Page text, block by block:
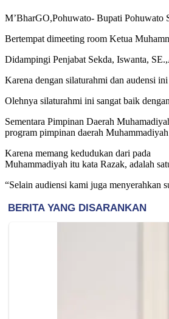
M’BharGO,Pohuwato- Bupati Pohuwato
Bertempat dimeeting room Ketua
Didampingi Penjabat Sekda, Iswanta,
Karena dengan silaturahmi dan audensi
Olehnya silaturahmi ini sangat baik
Sementara Pimpinan Daerah
program pimpinan daerah
Karena memang kedudukan dari pada
Muhammadiyah itu kata Razak, adalah
“Selain audiensi kami juga menyerahkan